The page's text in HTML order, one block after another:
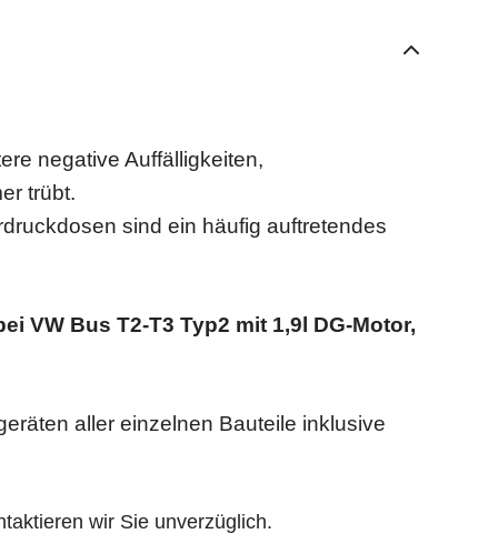
negative Auffälligkeiten,
trübt.
sind ein häufig auftretendes
VW Bus T2-T3 Typ2 mit 1,9l DG-Motor,
aller einzelnen Bauteile inklusive
wir Sie unverzüglich.